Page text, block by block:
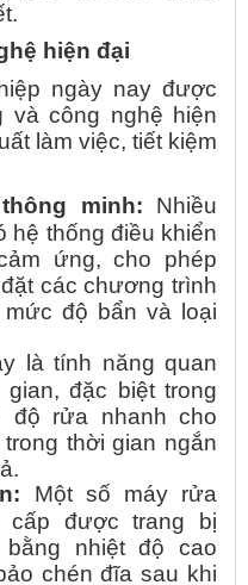
hiện đại
ngày nay được
và công nghệ hiện
làm việc, tiết kiệm
minh: Nhiều
hệ thống điều khiển
ứng, cho phép
các chương trình
độ bẩn và loại
là tính năng quan
đặc biệt trong
độ rửa nhanh cho
thời gian ngắn
Một số máy rửa
cấp được trang bị
nhiệt độ cao
chén đĩa sau khi